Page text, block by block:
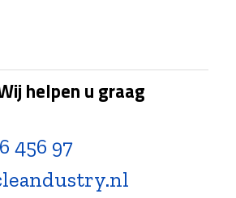
helpen u graag
456 97